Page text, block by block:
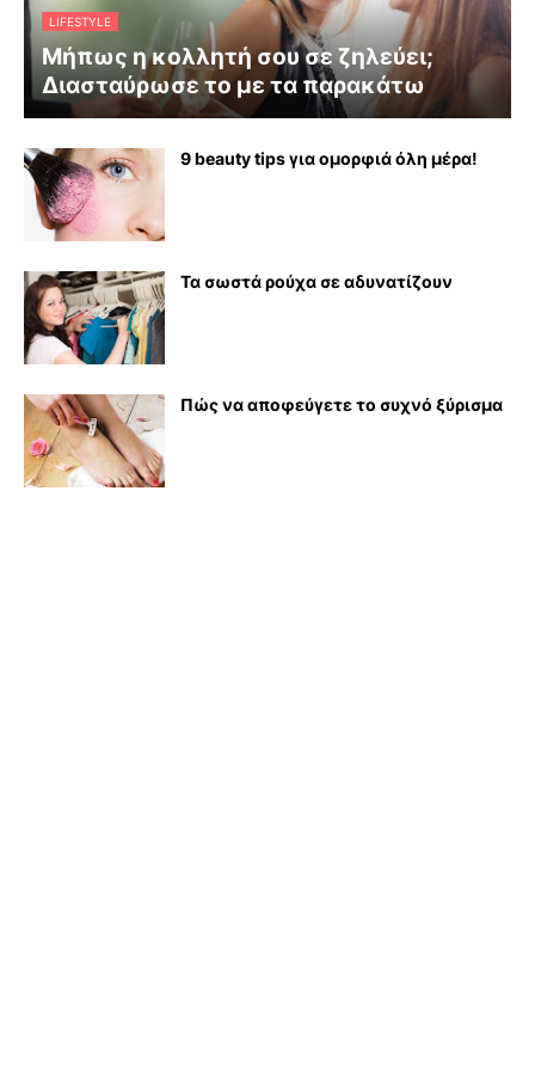
LIFESTYLE
Μήπως η κολλητή σου σε ζηλεύει;
Διασταύρωσε το με τα παρακάτω
9 beauty tips για ομορφιά όλη μέρα!
Τα σωστά ρούχα σε αδυνατίζουν
Πώς να αποφεύγετε το συχνό ξύρισμα